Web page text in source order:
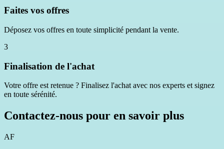
Faites vos offres
Déposez vos offres en toute simplicité pendant la vente.
3
Finalisation de l'achat
Votre offre est retenue ? Finalisez l'achat avec nos experts et signez
en toute sérénité.
Contactez-nous pour en savoir plus
AF